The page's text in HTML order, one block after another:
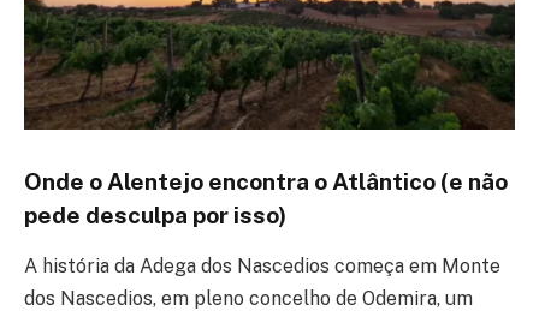
Onde o Alentejo encontra o Atlântico (e não
pede desculpa por isso)
A história da Adega dos Nascedios começa em Monte
dos Nascedios, em pleno concelho de Odemira, um